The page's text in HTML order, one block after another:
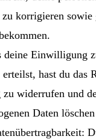
zu korrigieren sowie
deine Einwilligung
hast du das
widerrufen und
Daten